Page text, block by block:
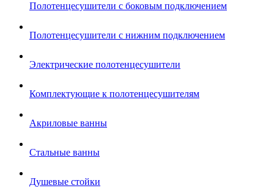
Полотенцесушители с боковым подключением
Полотенцесушители с нижним подключением
Электрические полотенцесушители
Комплектующие к полотенцесушителям
Акриловые ванны
Стальные ванны
Душевые стойки